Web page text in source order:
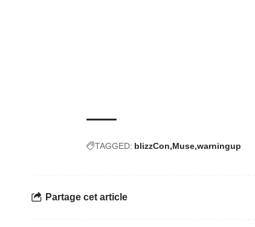
TAGGED: blizzCon Muse warningup
Partage cet article